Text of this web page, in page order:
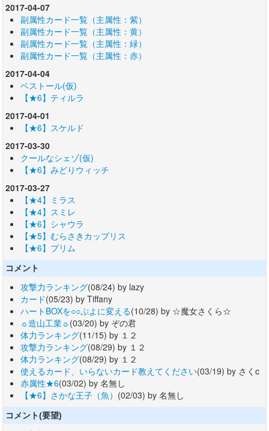
2017-04-07
副属性カード一覧（主属性：紫）
副属性カード一覧（主属性：黄）
副属性カード一覧（主属性：緑）
副属性カード一覧（主属性：赤）
2017-04-04
ベストール(仮)
【★6】ティルラ
2017-04-01
【★6】スケルド
2017-03-30
クールなシェゾ(仮)
【★6】みどりウィッチ
2017-03-27
【★4】ミラス
【★4】スミレ
【★6】シャウラ
【★5】むらさきカップリス
【★6】プリム
コメント
攻撃力ランキング(08/24) by lazy
カード(05/23) by Tiffany
ハートBOXを○○ぷよに変える(10/28) by ☆魔女さくら☆
☼造山工業☼(03/20) by ぞの君
体力ランキング(11/15) by １２
攻撃力ランキング(08/29) by １２
体力ランキング(08/29) by １２
使えるカード、いらないカード教えてください(03/19) by さくc
赤属性★6(03/02) by 名無し
【★6】さかな王子（魚） (02/03) by 名無し
コメント(要望)